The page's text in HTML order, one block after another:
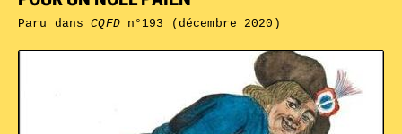
Paru dansCQFDn°193 (décembre 2020)